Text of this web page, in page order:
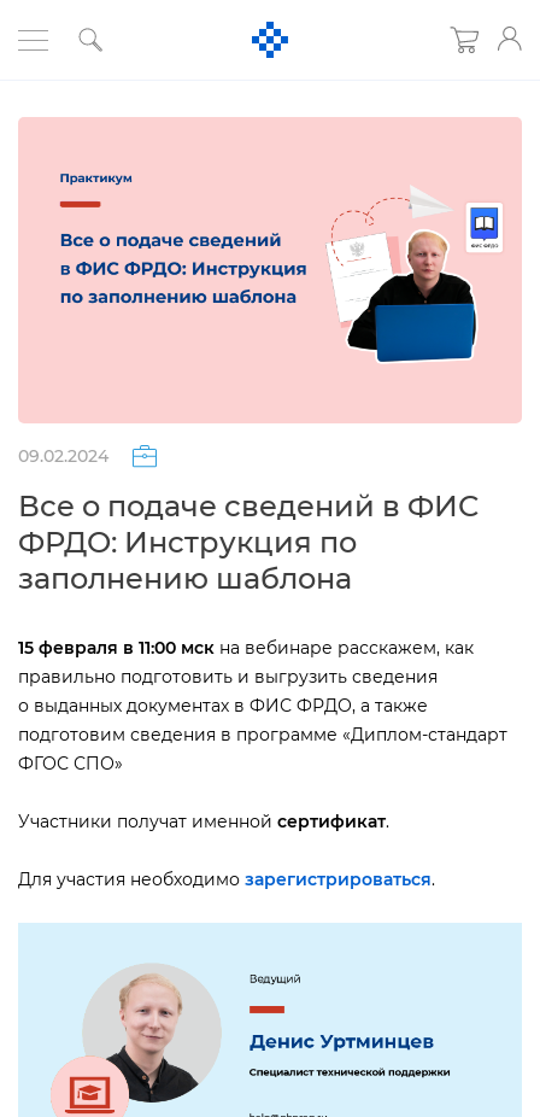
09.02.2024
се о подаче сведений в ФИС
ФРДО: Инструкция по
заполнению шаблона
15 февраля в 11:00 мск на вебинаре расскажем, как
правильно подготовить и выгрузить сведения
о выданных документах в ФИС ФРДО, а также
подготовим сведения в программе «Диплом-стандарт
ФГОС СПО»
Участники получат именной сертификат.
Для участия необходимо зарегистрироваться.